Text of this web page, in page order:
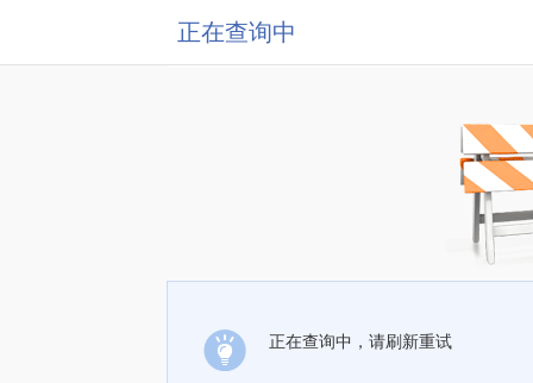
正在查询中
正在查询中，请刷新重试